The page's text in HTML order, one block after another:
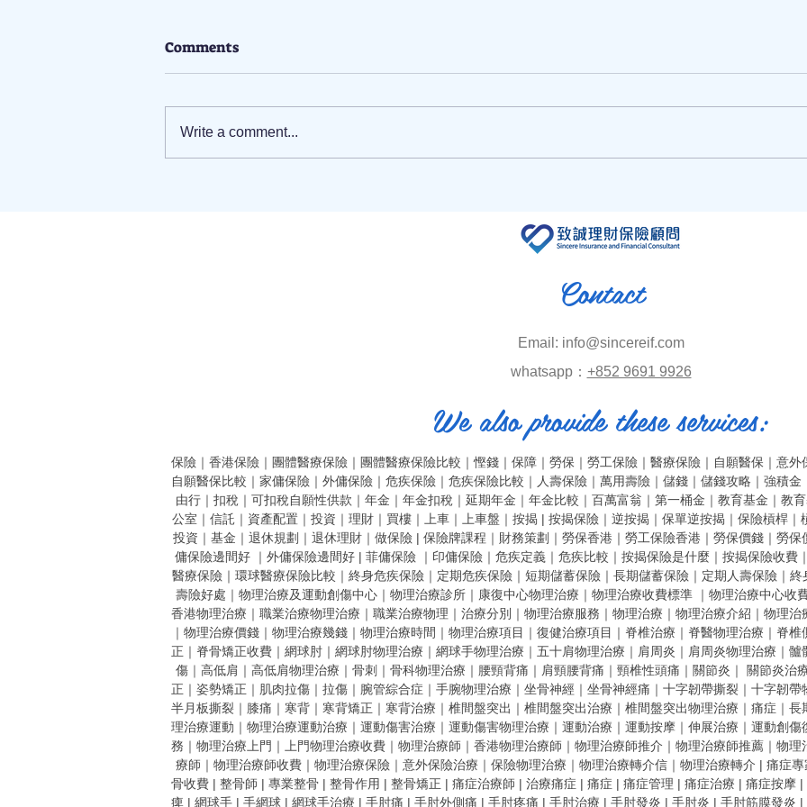
Comments
Write a comment...
Contact
Email: info@sincereif.com
​whatsapp： +852 9691 9926
We also provide these services:
保險 ｜ 香港保險 ｜ 團體醫療保險 ｜ 團體醫療保險比較 ｜慳錢 ｜ 保障 ｜ 勞保 ｜ 勞工保險 ｜ 醫療保險 ｜ 自願醫保 ｜ 意外
自願醫保比較 ｜ 家傭保險 ｜ 外傭保險 ｜ 危疾保險 ｜ 危疾保險比較 ｜ 人壽保險 ｜ 萬用壽險 ｜ 儲錢 ｜ 儲錢攻略 ｜ 強積金
由行 ｜ 扣稅 ｜ 可扣稅自願性供款 ｜ 年金 ｜ 年金扣稅 ｜ 延期年金 ｜ 年金比較 ｜ 百萬富翁 ｜ 第一桶金 ｜ 教育基金 ｜ 教
公室 ｜ 信託 ｜ 資產配置 ｜ 投資 ｜ 理財 ｜ 買樓 ｜ 上車 ｜ 上車盤 ｜ 按揭 | 按揭保險 ｜ 逆按揭 ｜ 保單逆按揭 ｜ 保險槓桿 ｜
投資 ｜ 基金 ｜ 退休規劃 ｜ 退休理財 ｜ 做保險 | 保險牌課程 ｜ 財務策劃 ｜ 勞保香港 ｜ 勞工保險香港 ｜ 勞保價錢 ｜ 勞保
傭保險邊間好 ｜ 外傭保險邊間好 | 菲傭保險 ｜ 印傭保險 ｜ 危疾定義 ｜ 危疾比較 ｜ 按揭保險是什麼 ｜ 按揭保險收費
醫療保險 ｜ 環球醫療保險比較 ｜ 終身危疾保險 ｜ 定期危疾保險 ｜ 短期儲蓄保險 ｜ 長期儲蓄保險 ｜ 定期人壽保險 ｜ 終
壽險好處 ｜ 物理治療及運動創傷中心 ｜ 物理治療診所 ｜ 康復中心物理治療 ｜ 物理治療收費標準 ｜ 物理治療中心收
香港物理治療 ｜ 職業治療物理治療 ｜ 職業治療物理 ｜ 治療分別 ｜ 物理治療服務 ｜ 物理治療 ｜ 物理治療介紹 ｜ 物理治
｜ 物理治療價錢 ｜ 物理治療幾錢 ｜ 物理治療時間 ｜ 物理治療項目 ｜ 復健治療項目 ｜ 脊椎治療 ｜ 脊醫物理治療 ｜ 脊椎
正 ｜ 脊骨矯正收費 ｜ 網球肘 ｜ 網球肘物理治療 ｜ 網球手物理治療 ｜ 五十肩物理治療 ｜ 肩周炎 ｜ 肩周炎物理治療 ｜ 髗
傷 ｜ 高低肩 ｜ 高低肩物理治療 ｜ 骨刺 ｜ 骨科物理治療 ｜ 腰頸背痛 ｜ 肩頸腰背痛 ｜ 頸椎性頭痛 ｜ 關節炎 ｜ 關節炎治
正 ｜ 姿勢矯正 ｜ 肌肉拉傷 ｜ 拉傷 ｜ 腕管綜合症 ｜ 手腕物理治療 ｜ 坐骨神經 ｜ 坐骨神經痛 ｜ 十字韌帶撕裂 ｜ 十字韌帶
半月板撕裂 ｜ 膝痛 ｜ 寒背 ｜ 寒背矯正 ｜ 寒背治療 ｜ 椎間盤突出 ｜ 椎間盤突出治療 ｜ 椎間盤突出物理治療 ｜ 痛症 ｜ 長
理治療運動 ｜ 物理治療運動治療 ｜ 運動傷害治療 ｜ 運動傷害物理治療 ｜ 運動治療 ｜ 運動按摩 ｜ 伸展治療 ｜ 運動創傷
務 ｜ 物理治療上門 ｜ 上門物理治療收費 ｜ 物理治療師 ｜ 香港物理治療師 ｜ 物理治療師推介 ｜ 物理治療師推薦 ｜ 物理
療師 ｜ 物理治療師收費 ｜ 物理治療保險 ｜ 意外保險治療 ｜ 保險物理治療 ｜ 物理治療轉介信 ｜ 物理治療轉介 | 痛症專
骨收費 | 整骨師 | 專業整骨 | 整骨作用 | 整骨矯正 | 痛症治療師 | 治療痛症 | 痛症 | 痛症管理 | 痛症治療 | 痛症按摩 |
痺 | 網球手 | 手網球 | 網球手治療 | 手肘痛 | 手肘外側痛 | 手肘疼痛 | 手肘治療 | 手肘發炎 | 手肘炎 | 手肘筋膜發炎 |